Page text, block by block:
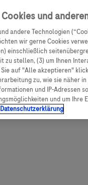
CGM Testsensor
keine Ergebnisse für:
und
andere Technologien
wir gerne Cookies
einschließlich
zu stellen, (3) um Ihnen
auf "Alle akzeptieren"
zu, wie sie näher
und IP-Adressen
und um